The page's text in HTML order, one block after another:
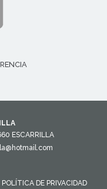
ESCARRILLA
POLÍTICA DE PRIVACIDAD